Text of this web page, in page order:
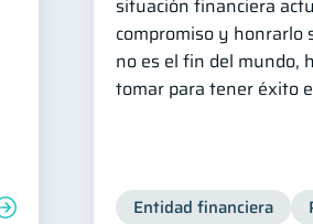
situación financiera
compromiso y honrarlo
no es el fin del mundo,
tomar para tener éxito
Entidad financiera